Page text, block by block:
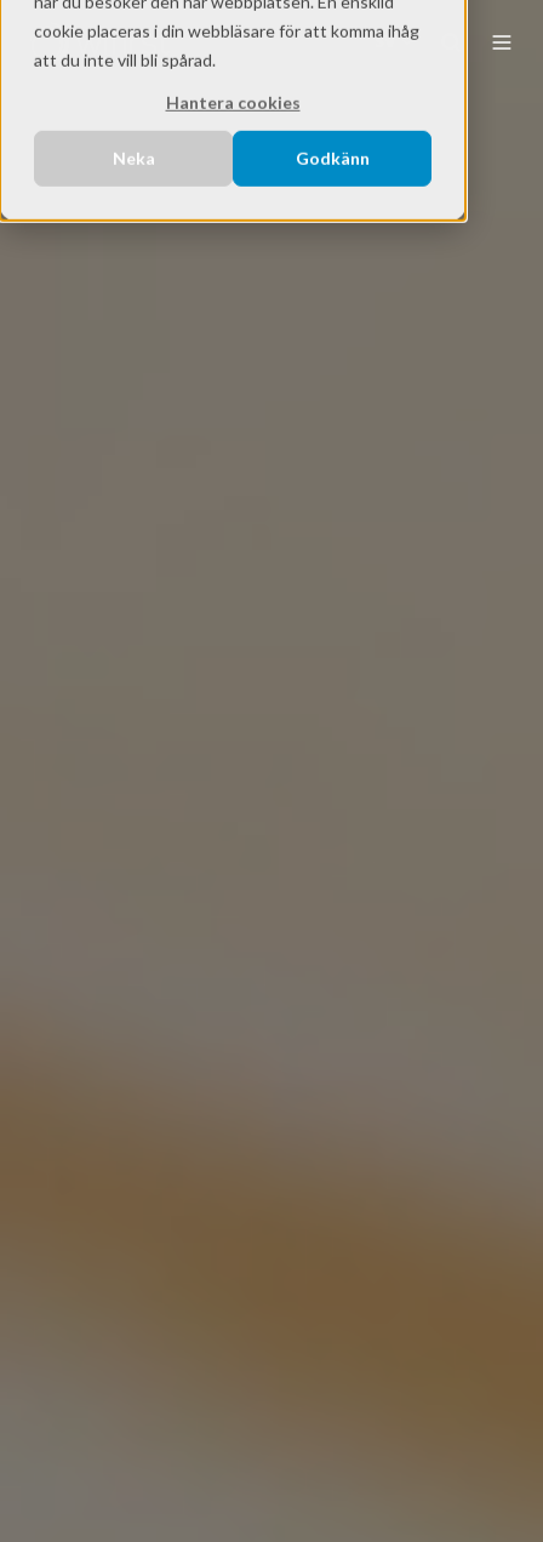
cookie placeras i din webbläsare för att komma ihåg
att du inte vill bli spårad.
Hantera cookies
Neka Godkänn
SV